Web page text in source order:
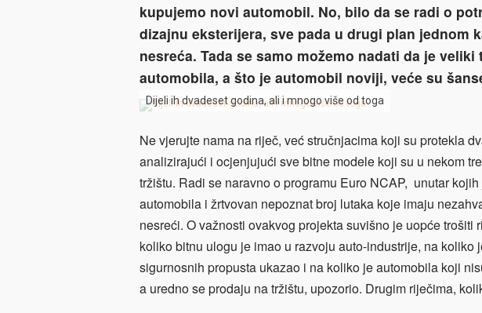
kupujemo novi automobil. No, bilo da se radi o
dizajnu eksterijera, sve pada u drugi plan jednom
nesreća. Tada se samo možemo nadati da je
automobila, a što je automobil noviji, veće su
Dijeli ih dvadeset godina, ali i mnogo više od toga
Ne vjerujte nama na riječ, već stručnjacima koji su protekla
analizirajući i ocjenjujući sve bitne modele koji su u nekom
tržištu. Radi se naravno o programu Euro NCAP, unutar
automobila i žrtvovan nepoznat broj lutaka koje imaju
nesreći. O važnosti ovakvog projekta suvišno je uopće trošiti
koliko bitnu ulogu je imao u razvoju auto-industrije, na koliko
sigurnosnih propusta ukazao i na koliko je automobila koji
a uredno se prodaju na tržištu, upozorio. Drugim riječima,